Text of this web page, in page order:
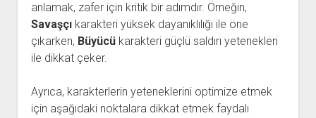
anlamak, zafer için kritik bir adımdır. Örneğin,
Savaşçıkarakteri yüksek dayanıklılığı ile öne
çıkarken, Büyücükarakteri güçlü saldırı yetenekleri
ile dikkat çeker.
Ayrıca, karakterlerin yeteneklerini optimize etmek
için aşağıdaki noktalara dikkat etmek faydalı